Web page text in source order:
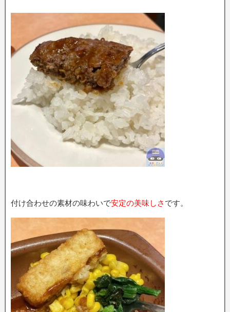
付け合わせの素材の味わいで安定の美味しさ です。